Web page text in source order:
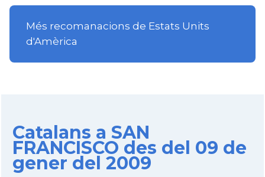
Més recomanacions de Estats Units
d'Amèrica
Catalans a SAN
FRANCISCO des del 09 de
gener del 2009